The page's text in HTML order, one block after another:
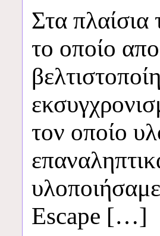
Στα πλαίσια
το οποίο
τον οποίο
Escape […]